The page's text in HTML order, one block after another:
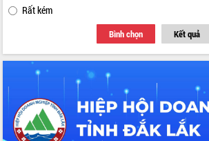
Rất kém
Bình chọn Kết quả